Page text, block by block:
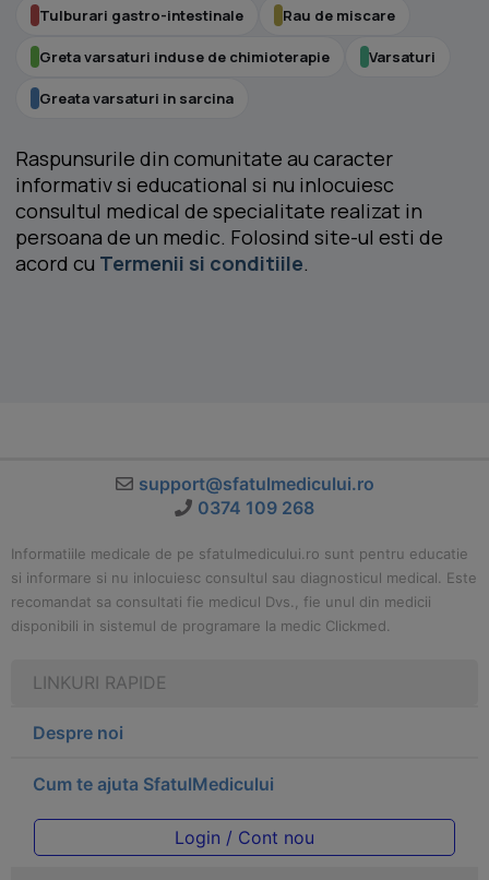
Tulburari gastro-intestinale Rau de miscare
Greta varsaturi induse de chimioterapie Varsaturi
Greata varsaturi in sarcina
Raspunsurile din comunitate au caracter
informativ si educational si nu inlocuiesc
consultul medical de specialitate realizat in
persoana de un medic. Folosind site-ul esti de
acord cu Termenii si conditiile.
support@sfatulmedicului.ro
0374 109 268
Informatiile medicale de pe sfatulmedicului.ro sunt pentru educatie
si informare si nu inlocuiesc consultul sau diagnosticul medical. Este
recomandat sa consultati fie medicul Dvs., fie unul din medicii
disponibili in sistemul de programare la medic Clickmed.
LINKURI RAPIDE
Despre noi
Cum te ajuta SfatulMedicului
Login / Cont nou